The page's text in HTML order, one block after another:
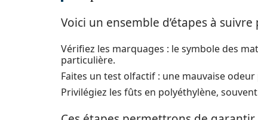
Voici un ensemble d’étapes à
Vérifiez les marquages : le symbole des
particulière.
Faites un test olfactif : une mauvaise
Privilégiez les fûts en polyéthylène,